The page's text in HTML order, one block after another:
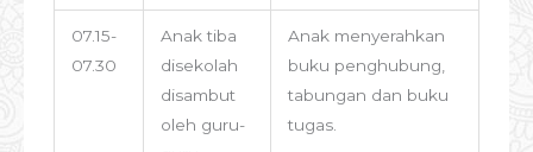
07.15-
07.30
Anak tiba
disekolah
disambut
oleh guru-
Anak menyerahkan
buku penghubung,
tabungan dan buku
tugas.